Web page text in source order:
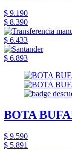
$ 9.190
$ 8.390
$ 6.433
$ 6.893
BOTA
$ 9.590
$ 5.891